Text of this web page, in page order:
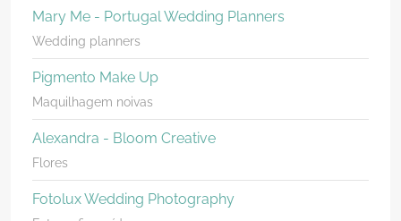
Mary Me - Portugal Wedding Planners
Wedding planners
Pigmento Make Up
Maquilhagem noivas
Alexandra - Bloom Creative
Flores
Fotolux Wedding Photography